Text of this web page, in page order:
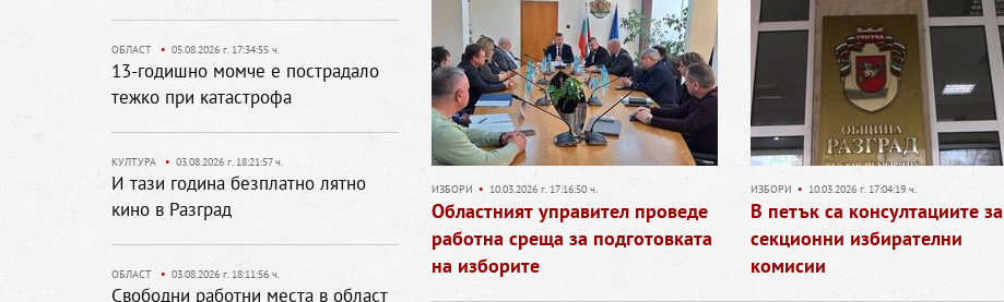
ИЗБОРИ • 10.03.2026 г. 17:16:50 ч.
Областният управител проведе
работна среща за подготовката
на изборите
ИЗБОРИ • 10.03.2026 г. 17:04:19 ч.
В петък са консултациите за
секционни избирателни
комисии
ОБЛАСТ • 05.08.2026 г. 17:34:55 ч.
13-годишно момче е пострадало
тежко при катастрофа
КУЛТУРА • 03.08.2026 г. 18:21:57 ч.
И тази година безплатно лятно
кино в Разград
ОБЛАСТ • 03.08.2026 г. 18:11:56 ч.
Свободни работни места в област